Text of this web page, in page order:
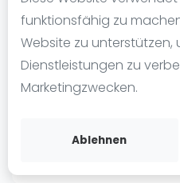
funktionsfähig zu
Website zu unterstützen,
Dienstleistungen zu
Marketingzwecken.
Ablehnen
Die Geschichte von Padel
Regeln und Punktzählung
Padel Schläge
Video
Padel amigos
Halstenbek
Am Bahndamm 88
25469Halstenbek
playtomic.io